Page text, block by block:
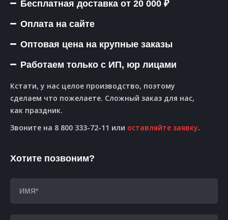
Бесплатная доставка от 20 000 ₽
Оплата на сайте
Оптовая цена на крупные заказы
Работаем только с ИП, юр лицами
Кстати, у нас целое производство, поэтому
сделаем что пожелаете. Сложный заказ для нас,
как праздник.
Звоните на 8 800 333-72-11 или оставляйте заявку.
Хотите позвоним?